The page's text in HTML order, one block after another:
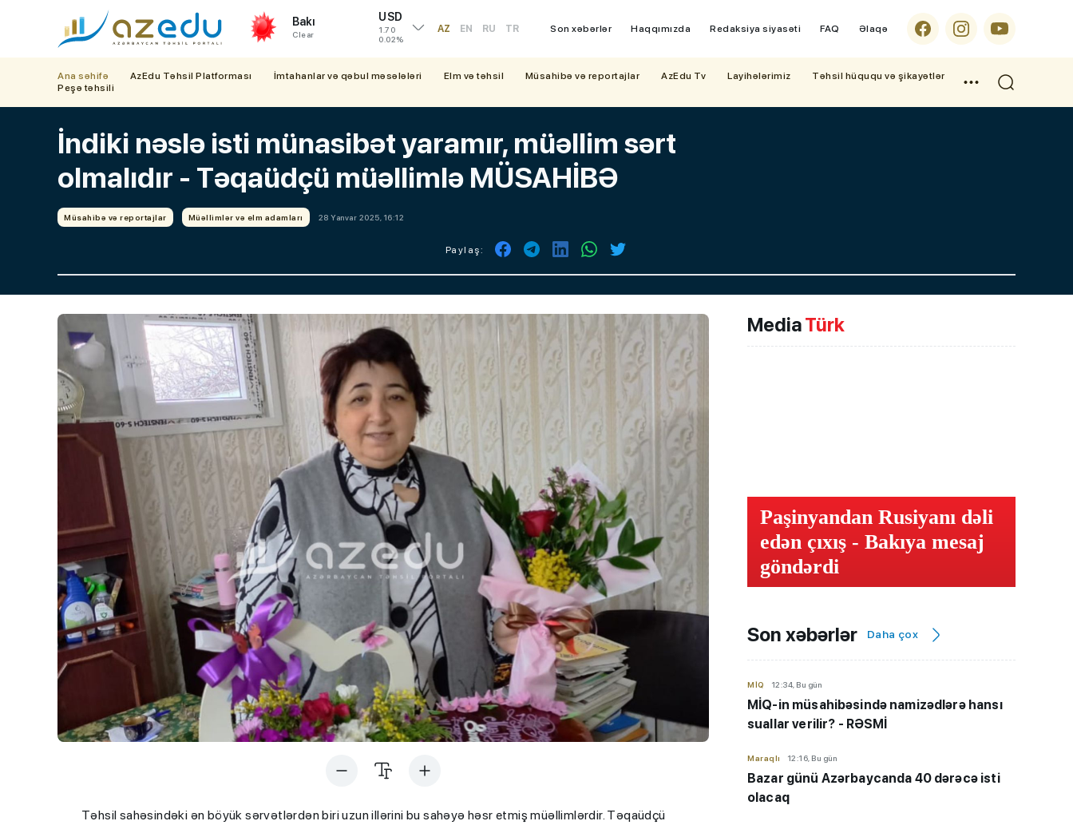
Bakı
Clear
USD
1.70
0.02%
AZ EN RU TR Son xəbərlər Haqqımızda Redaksiya siyasəti FAQ Əlaqə
Ana səhifə AzEdu Təhsil Platforması İmtahanlar və qəbul məsələləri Elm və təhsil Müsahibə və reportajlar AzEdu Tv Layihələrimiz
Təhsil hüququ və şikayətlər
Peşə təhsili
İndiki nəslə isti münasibət yaramır, müəllim sərt
olmalıdır - Təqaüdçü müəllimlə MÜSAHİBƏ
Müsahibə və reportajlar Müəllimlər və elm adamları 28 Yanvar 2025, 16:12
Paylaş:
Təhsil sahəsindəki ən böyük sərvətlərdən biri uzun illərini bu sahəyə həsr etmiş müəllimlərdir. Təqaüdçü
MediaTürk
Paşinyandan Rusiyanı dəli
edən çıxış - Bakıya mesaj
göndərdi
Son xəbərlər Daha çox
MİQ 12:34, Bu gün
MİQ-in müsahibəsində namizədlərə hansı
suallar verilir? - RƏSMİ
Maraqlı 12:16, Bu gün
Bazar günü Azərbaycanda 40 dərəcə isti
olacaq